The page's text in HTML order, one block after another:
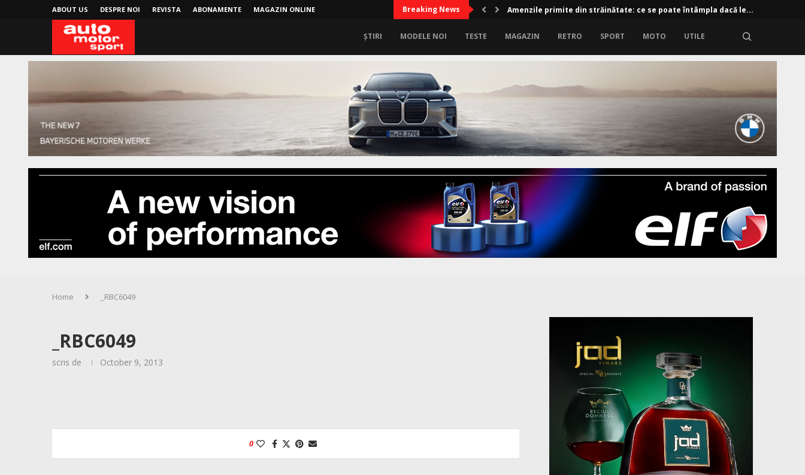
ABOUT US DESPRE NOI REVISTA ABONAMENTE MAGAZIN ONLINE Breaking News Amenzile primite din străinătate: ce se poate întâmpla dacă le...
ȘTIRI MODELE NOI TESTE MAGAZIN RETRO SPORT MOTO UTILE
Home _RBC6049
_RBC6049
scris de October 9, 2013
0